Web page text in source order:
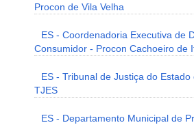
Procon de Vila Velha
ES - Coordenadoria Executiva de
Consumidor - Procon Cachoeiro de
ES - Tribunal de Justiça do
TJES
ES - Departamento Municipal de